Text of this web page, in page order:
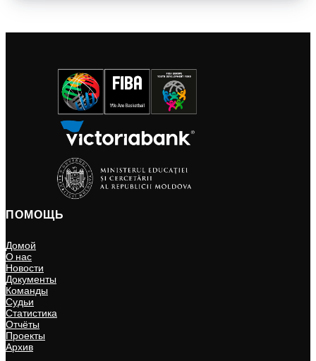
ПОМОЩЬ
Домой
О нас
Новости
Документы
Команды
Судьи
Статистика
Отчёты
Проекты
Архив